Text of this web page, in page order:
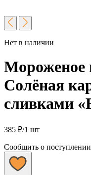
Нет в наличии
Мороженое
Солёная
сливками
385 ₽/1 шт
Сообщить о поступлении